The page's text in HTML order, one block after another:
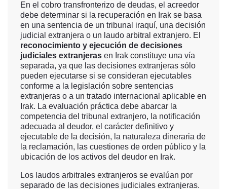
En el cobro transfronterizo de deudas, el acreedor
debe determinar si la recuperación en Irak se basa
en una sentencia de un tribunal iraquí, una decisión
judicial extranjera o un laudo arbitral extranjero. El
reconocimiento y ejecución de decisiones
judiciales extranjeras en Irak constituye una vía
separada, ya que las decisiones extranjeras sólo
pueden ejecutarse si se consideran ejecutables
conforme a la legislación sobre sentencias
extranjeras o a un tratado internacional aplicable en
Irak. La evaluación práctica debe abarcar la
competencia del tribunal extranjero, la notificación
adecuada al deudor, el carácter definitivo y
ejecutable de la decisión, la naturaleza dineraria de
la reclamación, las cuestiones de orden público y la
ubicación de los activos del deudor en Irak.
Los laudos arbitrales extranjeros se evalúan por
separado de las decisiones judiciales extranjeras.